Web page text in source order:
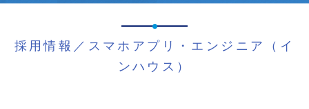
採用情報／スマホアプリ・エンジニア（イ
ンハウス）